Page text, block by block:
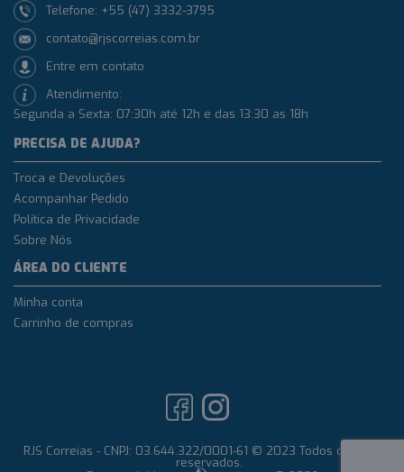
Telefone: +55 (47) 3332-3795
contato@rjscorreias.com.br
Entre em contato
Atendimento:
Segunda a Sexta: 07:30h até 12h e das 13:30 as 18h
PRECISA DE AJUDA?
Troca e Devoluções
Acompanhar Pedido
Política de Privacidade
Sobre Nós
ÁREA DO CLIENTE
Minha conta
Carrinho de compras
RJS Correias - CNPJ: 03.644.322/0001-61 © 2023 Todos os direitos
reservados.